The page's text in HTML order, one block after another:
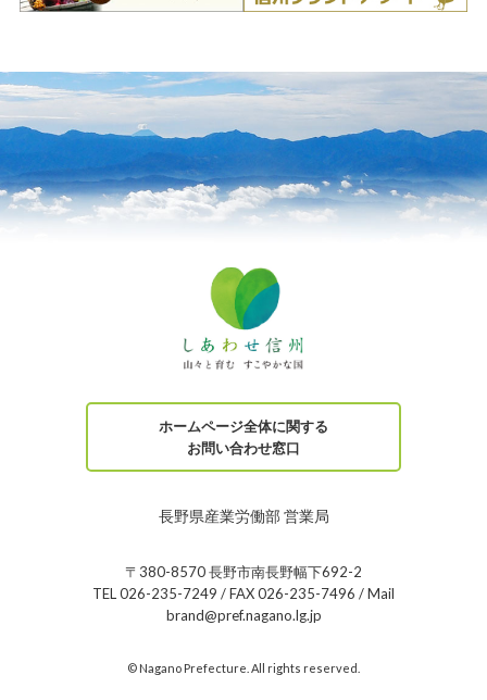
ホームページ全体に関する
お問い合わせ窓口
長野県産業労働部 営業局
〒380-8570 長野市南長野幅下692-2
TEL 026-235-7249 / FAX 026-235-7496 / Mail
brand@pref.nagano.lg.jp
© Nagano Prefecture. All rights reserved.